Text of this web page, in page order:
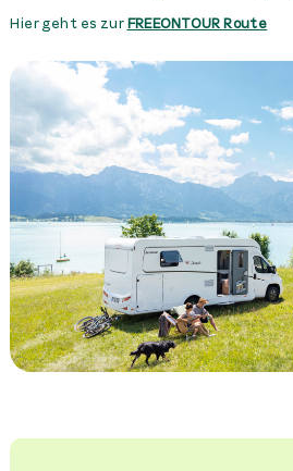
Hier geht es zurFREEONTOUR Route